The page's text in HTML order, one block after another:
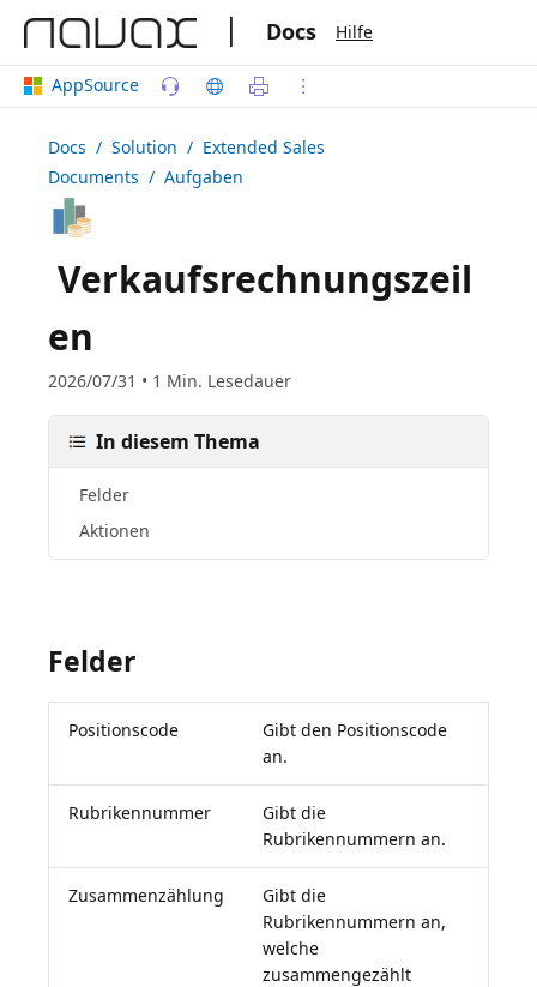
| Docs Hilfe
AppSource
Docs / Solution / Extended Sales
Documents / Aufgaben
Verkaufsrechnungszeil
en
2026/07/31 • 1 Min. Lesedauer
In diesem Thema
Felder
Aktionen
Felder
Positionscode
Gibt den Positionscode
an.
Rubrikennummer
Gibt die
Rubrikennummern an.
Zusammenzählung
Gibt die
Rubrikennummern an,
welche
zusammengezählt